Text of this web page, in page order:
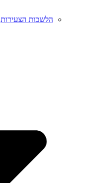
הלשכות הצעירות